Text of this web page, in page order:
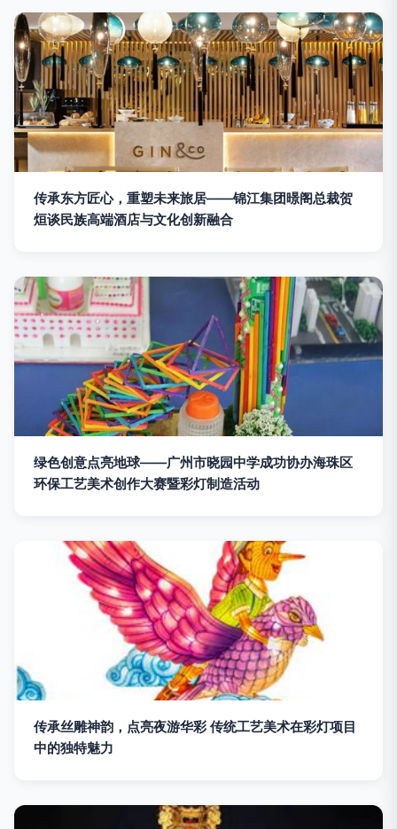
传承东方匠心，重塑未来旅居——锦江集团暻阁总裁贺
烜谈民族高端酒店与文化创新融合
绿色创意点亮地球——广州市晓园中学成功协办海珠区
环保工艺美术创作大赛暨彩灯制造活动
传承丝雕神韵，点亮夜游华彩 传统工艺美术在彩灯项目
中的独特魅力